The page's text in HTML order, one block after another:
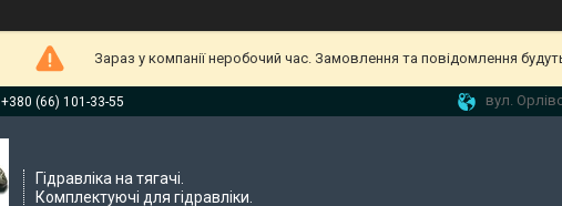
Зараз у компанії неробочий час. Замовлення та повідомлення
+380 (66) 101-33-55 вул.
Гідравліка на тягачі.
Комплектуючі для гідравліки.